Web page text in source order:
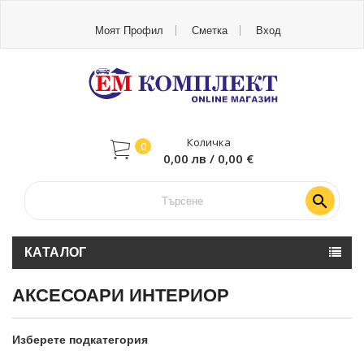
Моят Профил Сметка Вход
Количка
0
0,00 лв / 0,00 €

КАТАЛОГ
АКСЕСОАРИ ИНТЕРИОР
Изберете подкатегория